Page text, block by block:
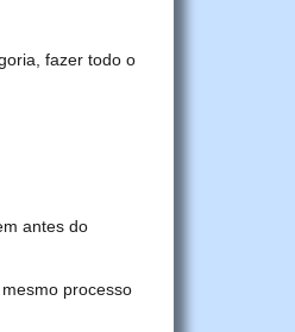
fazer todo o
antes do
processo